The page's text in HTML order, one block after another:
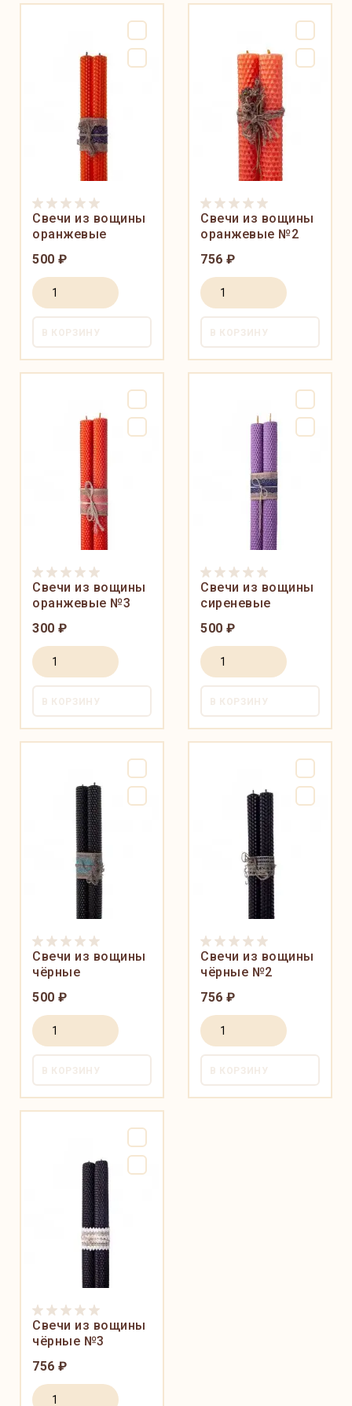
Свечи из вощины
оранжевые
500 ₽
В КОРЗИНУ
Свечи из вощины
оранжевые №2
756 ₽
В КОРЗИНУ
Свечи из вощины
оранжевые №3
300 ₽
В КОРЗИНУ
Свечи из вощины
сиреневые
500 ₽
В КОРЗИНУ
Свечи из вощины
чёрные
500 ₽
В КОРЗИНУ
Свечи из вощины
чёрные №2
756 ₽
В КОРЗИНУ
Свечи из вощины
чёрные №3
756 ₽